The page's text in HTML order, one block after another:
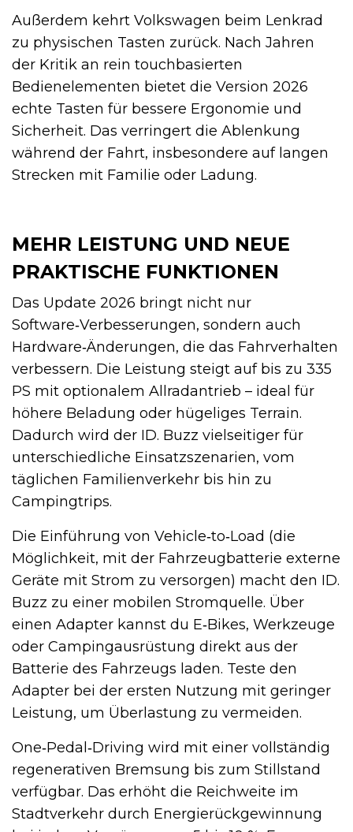
Außerdem kehrt Volkswagen beim Lenkrad
zu physischen Tasten zurück. Nach Jahren
der Kritik an rein touchbasierten
Bedienelementen bietet die Version 2026
echte Tasten für bessere Ergonomie und
Sicherheit. Das verringert die Ablenkung
während der Fahrt, insbesondere auf langen
Strecken mit Familie oder Ladung.
MEHR LEISTUNG UND NEUE
PRAKTISCHE FUNKTIONEN
Das Update 2026 bringt nicht nur
Software‑Verbesserungen, sondern auch
Hardware‑Änderungen, die das Fahrverhalten
verbessern. Die Leistung steigt auf bis zu 335
PS mit optionalem Allradantrieb – ideal für
höhere Beladung oder hügeliges Terrain.
Dadurch wird der ID. Buzz vielseitiger für
unterschiedliche Einsatzszenarien, vom
täglichen Familienverkehr bis hin zu
Campingtrips.
Die Einführung von Vehicle‑to‑Load (die
Möglichkeit, mit der Fahrzeugbatterie externe
Geräte mit Strom zu versorgen) macht den ID.
Buzz zu einer mobilen Stromquelle. Über
einen Adapter kannst du E‑Bikes, Werkzeuge
oder Campingausrüstung direkt aus der
Batterie des Fahrzeugs laden. Teste den
Adapter bei der ersten Nutzung mit geringer
Leistung, um Überlastung zu vermeiden.
One‑Pedal‑Driving wird mit einer vollständig
regenerativen Bremsung bis zum Stillstand
verfügbar. Das erhöht die Reichweite im
Stadtverkehr durch Energierückgewinnung